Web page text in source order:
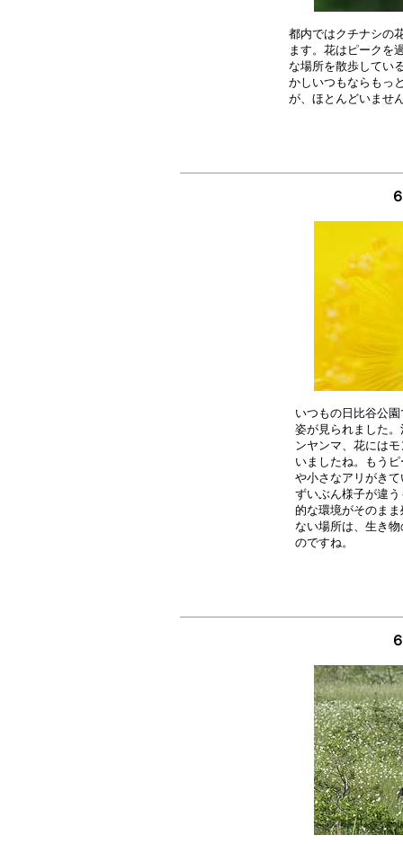
都内ではクチナシの
ます。花はピークを
な場所を散歩してい
かしいつもならもっ
いつもの日比谷公
姿が見られました
ンヤンマ、花には
いましたね。もう
や小さなアリがき
ずいぶん様子が違
的な環境がそのま
ない場所は、生き